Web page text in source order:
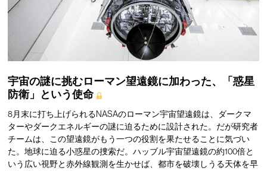
宇宙の謎に挑むローマン望遠鏡に加わった、「惑星
防衛」という使命
8月末に打ち上げられるNASAのローマン宇宙望遠鏡は、ダークマ
ターやダークエネルギーの謎に迫るために設計された。だが研究者
チームは、この望遠鏡がもう一つの役割を果たせることに気づい
た。地球に迫る小惑星の捜索だ。ハッブル宇宙望遠鏡の約100倍と
いう広い視野と赤外線観測を生かせば、都市を破壊しうる天体を早